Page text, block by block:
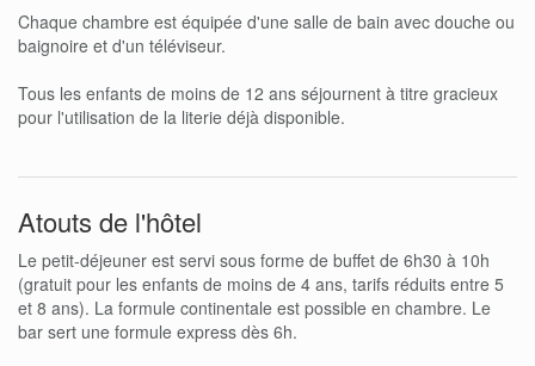
Chaque chambre est équipée d'une salle de bain avec douche ou
baignoire et d'un téléviseur.
Tous les enfants de moins de 12 ans séjournent à titre gracieux
pour l'utilisation de la literie déjà disponible.
Atouts de l'hôtel
Le petit-déjeuner est servi sous forme de buffet de 6h30 à 10h
(gratuit pour les enfants de moins de 4 ans, tarifs réduits entre 5
et 8 ans). La formule continentale est possible en chambre. Le
bar sert une formule express dès 6h.